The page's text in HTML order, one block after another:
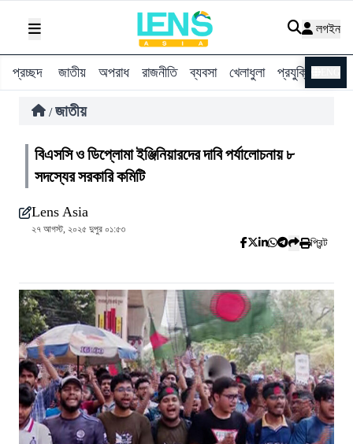
লগইন
প্রচ্ছদ জাতীয় অপরাধ রাজনীতি ব্যবসা খেলাধুলা প্রযুক্তি
/ জাতীয়
বিএসসি ও ডিপ্লোমা ইঞ্জিনিয়ারদের দাবি পর্যালোচনায় ৮
সদস্যের সরকারি কমিটি
Lens Asia
২৭ আগস্ট, ২০২৫ দুপুর ০১:৫৩
প্রিন্ট